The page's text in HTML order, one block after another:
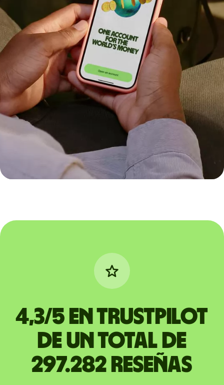
4,3/5 en Trustpilot
de un total de
297.282 reseñas